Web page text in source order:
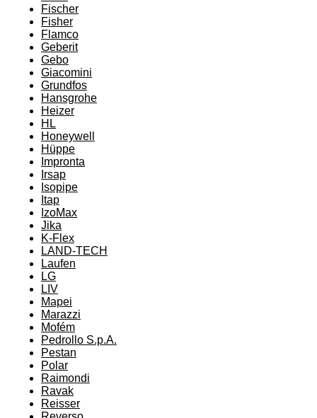
Fischer
Fisher
Flamco
Geberit
Gebo
Giacomini
Grundfos
Hansgrohe
Heizer
HL
Honeywell
Hüppe
Impronta
Irsap
Isopipe
Itap
IzoMax
Jika
K-Flex
LAND-TECH
Laufen
LG
LIV
Mapei
Marazzi
Mofém
Pedrollo S.p.A.
Pestan
Polar
Raimondi
Ravak
Reisser